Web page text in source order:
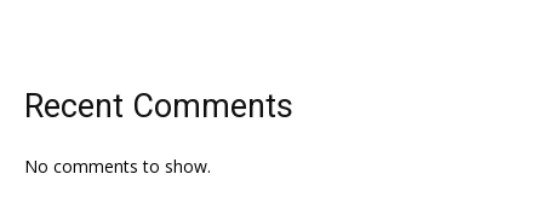
Recent Comments
No comments to show.